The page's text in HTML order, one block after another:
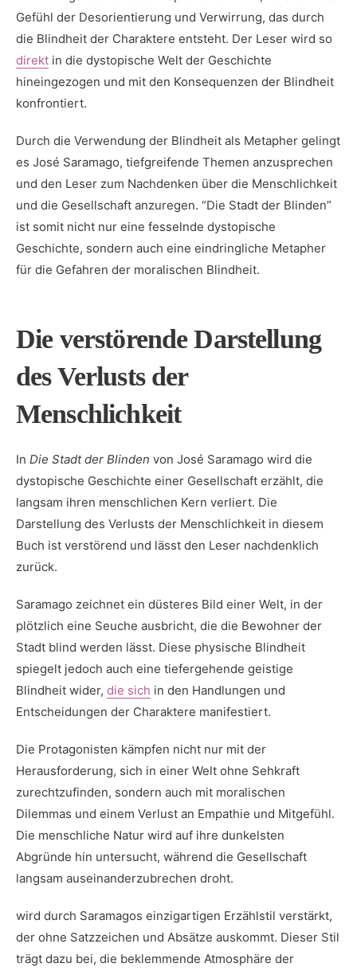
⁣Gefühl der​ Desorientierung und⁣ Verwirrung, das durch
die⁢ Blindheit der ​Charaktere entsteht. Der Leser wird so
direkt in die dystopische Welt‌ der Geschichte
hineingezogen und mit den Konsequenzen der Blindheit
konfrontiert.
Durch die ⁣Verwendung der Blindheit als Metapher gelingt
es José Saramago, tiefgreifende Themen ‍anzusprechen
und den Leser‍ zum Nachdenken über ⁤die Menschlichkeit
und die ⁤Gesellschaft anzuregen. “Die Stadt der Blinden”
ist somit nicht nur eine ‍fesselnde dystopische
Geschichte, sondern auch eine eindringliche Metapher
für⁣ die Gefahren der moralischen Blindheit.
Die ‍verstörende Darstellung
des Verlusts der
Menschlichkeit
In Die Stadt ⁢der Blinden von José Saramago⁢ wird die
dystopische Geschichte ⁤einer Gesellschaft ‍erzählt, die
langsam ihren menschlichen Kern verliert. Die
Darstellung des ⁢Verlusts der Menschlichkeit in diesem
Buch⁣ ist verstörend und lässt den ⁢Leser nachdenklich
zurück.
Saramago zeichnet ein düsteres ‌Bild einer Welt, in der
plötzlich ⁤eine ‍Seuche ausbricht, die ‍die Bewohner der
Stadt blind werden lässt. Diese physische Blindheit​
spiegelt jedoch auch eine tiefergehende geistige
Blindheit wider, die‌ sich in den Handlungen und
Entscheidungen der Charaktere ​manifestiert.
Die⁤ Protagonisten kämpfen ‍nicht nur mit der
Herausforderung, sich in einer​ Welt ohne Sehkraft
zurechtzufinden, sondern auch mit moralischen
Dilemmas und einem Verlust an Empathie⁣ und‍ Mitgefühl.
Die menschliche ⁢Natur wird auf ihre ‌dunkelsten
Abgründe hin untersucht, während die Gesellschaft
‍langsam auseinanderzubrechen⁤ droht.
wird durch Saramagos einzigartigen⁣ Erzählstil‍ verstärkt,
der⁣ ohne Satzzeichen​ und ⁤Absätze auskommt. Dieser Stil
trägt dazu ⁢bei, die ⁤beklemmende ‌Atmosphäre ​der